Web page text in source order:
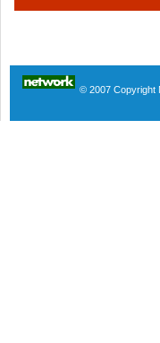
© 2007 Copyright